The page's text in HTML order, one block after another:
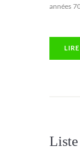
années
Liste